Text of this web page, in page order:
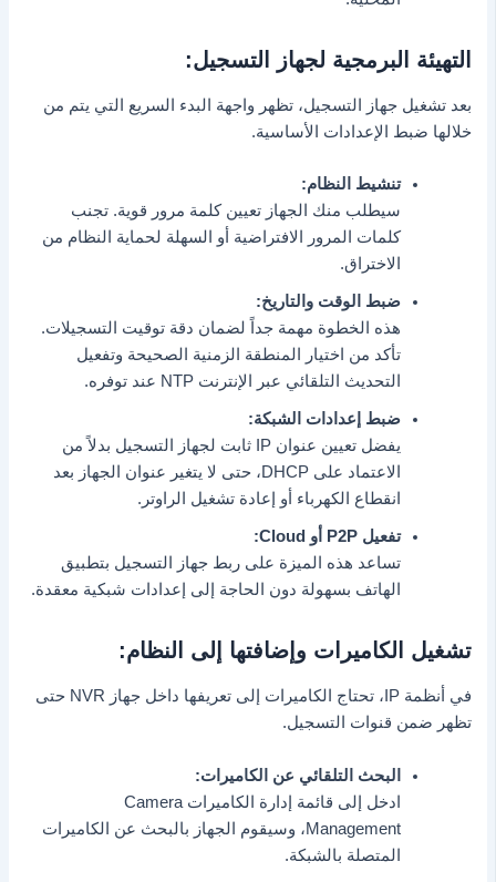
التهيئة البرمجية لجهاز التسجيل:
بعد تشغيل جهاز التسجيل، تظهر واجهة البدء السريع التي يتم من
خلالها ضبط الإعدادات الأساسية.
تنشيط النظام:
سيطلب منك الجهاز تعيين كلمة مرور قوية. تجنب
كلمات المرور الافتراضية أو السهلة لحماية النظام من
الاختراق.
ضبط الوقت والتاريخ:
هذه الخطوة مهمة جداً لضمان دقة توقيت التسجيلات.
تأكد من اختيار المنطقة الزمنية الصحيحة وتفعيل
التحديث التلقائي عبر الإنترنت NTP عند توفره.
ضبط إعدادات الشبكة:
يفضل تعيين عنوان IP ثابت لجهاز التسجيل بدلاً من
الاعتماد على DHCP، حتى لا يتغير عنوان الجهاز بعد
انقطاع الكهرباء أو إعادة تشغيل الراوتر.
تفعيل P2P أو Cloud:
تساعد هذه الميزة على ربط جهاز التسجيل بتطبيق
الهاتف بسهولة دون الحاجة إلى إعدادات شبكية معقدة.
تشغيل الكاميرات وإضافتها إلى النظام:
في أنظمة IP، تحتاج الكاميرات إلى تعريفها داخل جهاز NVR حتى
تظهر ضمن قنوات التسجيل.
البحث التلقائي عن الكاميرات:
ادخل إلى قائمة إدارة الكاميرات Camera
Management، وسيقوم الجهاز بالبحث عن الكاميرات
المتصلة بالشبكة.